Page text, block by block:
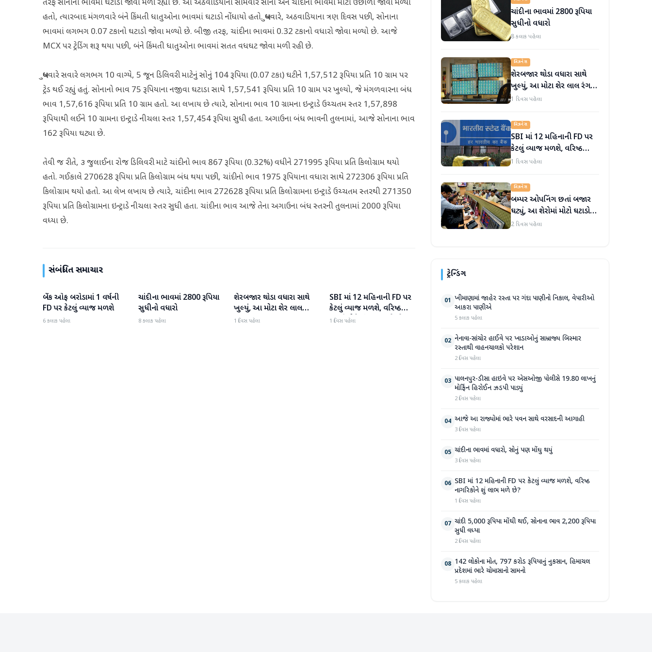
તરફ સોનાના ભાવમાં ઘટાડો જોવા મળી રહ્યો છે. આ અઠવાડિયાના સોમવારે સોના અને ચાંદીના ભાવમાં મોટો ઉછાળો જોવા મળ્યો
હતો, ત્યારબાદ મંગળવારે બંને કિંમતી ધાતુઓના ભાવમાં ઘટાડો નોંધાયો હતો. બુધવારે, અઠવાડિયાના ત્રણ દિવસ પછી, સોનાના
ભાવમાં લગભગ 0.07 ટકાનો ઘટાડો જોવા મળ્યો છે. બીજી તરફ, ચાંદીના ભાવમાં 0.32 ટકાનો વધારો જોવા મળ્યો છે. આજે
MCX પર ટ્રેડિંગ શરૂ થયા પછી, બંને કિંમતી ધાતુઓના ભાવમાં સતત વધઘટ જોવા મળી રહી છે.
બુધવારે સવારે લગભગ 10 વાગ્યે, 5 જૂન ડિલિવરી માટેનું સોનું 104 રૂપિયા (0.07 ટકા) ઘટીને 1,57,512 રૂપિયા પ્રતિ 10 ગ્રામ પર
ટ્રેડ થઈ રહ્યું હતું. સોનાનો ભાવ 75 રૂપિયાના નજીવા ઘટાડા સાથે 1,57,541 રૂપિયા પ્રતિ 10 ગ્રામ પર ખુલ્યો, જે મંગળવારના બંધ
ભાવ 1,57,616 રૂપિયા પ્રતિ 10 ગ્રામ હતો. આ લખાય છે ત્યારે, સોનાના ભાવ 10 ગ્રામના ઇન્ટ્રાડે ઉચ્ચતમ સ્તર 1,57,898
રૂપિયાથી લઈને 10 ગ્રામના ઇન્ટ્રાડે નીચલા સ્તર 1,57,454 રૂપિયા સુધી હતા. અગાઉના બંધ ભાવની તુલનામાં, આજે સોનાના ભાવ
162 રૂપિયા ઘટ્યા છે.
તેવી જ રીતે, ૩ જુલાઈના રોજ ડિલિવરી માટે ચાંદીનો ભાવ 867 રૂપિયા (0.32%) વધીને 271995 રૂપિયા પ્રતિ કિલોગ્રામ થયો
હતો. ગઈકાલે 270628 રૂપિયા પ્રતિ કિલોગ્રામ બંધ થયા પછી, ચાંદીનો ભાવ 1975 રૂપિયાના વધારા સાથે 272306 રૂપિયા પ્રતિ
કિલોગ્રામ થયો હતો. આ લેખ લખાય છે ત્યારે, ચાંદીના ભાવ 272628 રૂપિયા પ્રતિ કિલોગ્રામના ઇન્ટ્રાડે ઉચ્ચતમ સ્તરથી 271350
રૂપિયા પ્રતિ કિલોગ્રામના ઇન્ટ્રાડે નીચલા સ્તર સુધી હતા. ચાંદીના ભાવ આજે તેના અગાઉના બંધ સ્તરની તુલનામાં 2000 રૂપિયા
વધ્યા છે.
સંબંધિત સમાચાર
બિઝનેસ
બેંક ઓફ બરોડામાં 1 વર્ષની
FD પર કેટલું વ્યાજ મળશે
6 કલાક પહેલા
બિઝનેસ
ચાંદીના ભાવમાં 2800 રૂપિયા
સુધીનો વધારો
8 કલાક પહેલા
બિઝનેસ
શેરબજાર થોડા વધારા સાથે
ખુલ્યું, આ મોટા શેર લાલ
રંગમાં ખુલ્યા
1 દિવસ પહેલા
બિઝનેસ
SBI માં 12 મહિનાની FD પર
કેટલું વ્યાજ મળશે, વરિષ્ઠ
નાગરિકોને શું લાભ મળે છે?
1 દિવસ પહેલા
ચાંદીના ભાવમાં 2800 રૂપિયા
સુધીનો વધારો
8 કલાક પહેલા
બિઝનેસ
શેરબજાર થોડા વધારા સાથે
ખુલ્યું, આ મોટા શેર લાલ રંગમાં
ખુલ્યા
1 દિવસ પહેલા
બિઝનેસ
SBI માં 12 મહિનાની FD પર
કેટલું વ્યાજ મળશે, વરિષ્ઠ
નાગરિકોને શું લાભ મળે છે?
1 દિવસ પહેલા
બિઝનેસ
બમ્પર ઓપનિંગ છતાં બજાર
ઘટ્યું, આ શેરોમાં મોટો ઘટાડો
જોવા મળ્યો
2 દિવસ પહેલા
ટ્રેન્ડિંગ
01 ખીમાણામાં જાહેર રસ્તા પર ગંદા પાણીનો નિકાલ, વેપારીઓ
આકરા પાણીએ
5 કલાક પહેલા
02 નેનાવા-સાંચોર હાઈવે પર ખાડાઓનું સામ્રાજ્ય બિસ્માર
રસ્તાથી વાહનચાલકો પરેશાન
2 દિવસ પહેલા
03 પાલનપુર-ડીસા હાઇવે પર એસઓજી પોલીસે 19.80 લાખનું
મોર્ફિન હિરોઈન ઝડપી પાડ્યું
2 દિવસ પહેલા
04 આજે આ રાજ્યોમાં ભારે પવન સાથે વરસાદની આગાહી
3 દિવસ પહેલા
05 ચાંદીના ભાવમાં વધારો, સોનું પણ મોંઘુ થયું
3 દિવસ પહેલા
06 SBI માં 12 મહિનાની FD પર કેટલું વ્યાજ મળશે, વરિષ્ઠ
નાગરિકોને શું લાભ મળે છે?
1 દિવસ પહેલા
07 ચાંદી 5,000 રૂપિયા મોંઘી થઈ, સોનાના ભાવ 2,200 રૂપિયા
સુધી વધ્યા
2 દિવસ પહેલા
08 142 લોકોના મોત, 797 કરોડ રૂપિયાનું નુકસાન, હિમાચલ
પ્રદેશમાં ભારે ચોમાસાનો સામનો
5 કલાક પહેલા